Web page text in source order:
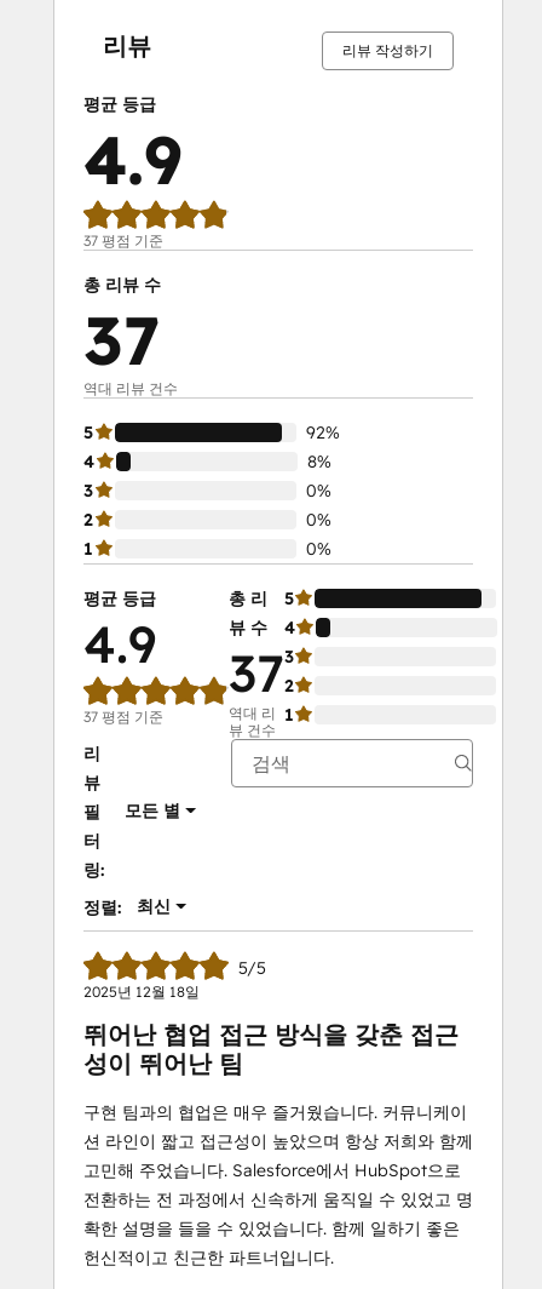
Service Hub Demo Certification
Service Hub Software
Social Media Marketing Certification
Social Media Marketing Certification II
Solutions Architecture Foundations
리뷰 리뷰 작성하기
평균 등급
4.9
37 평점 기준
총 리뷰 수
37
역대 리뷰 건수
5
92%
4
8%
3
0%
2
0%
1
0%
평균 등급
4.9
37 평점 기준
총 리
뷰 수
37
역대 리
뷰 건수
5
료
4
료
3
료
2
료
1
료
리
뷰
필
터
링:
모든 별
정렬: 최신
5/5
2025년 12월 18일
뛰어난 협업 접근 방식을 갖춘 접근
성이 뛰어난 팀
구현 팀과의 협업은 매우 즐거웠습니다. 커뮤니케이
션 라인이 짧고 접근성이 높았으며 항상 저희와 함께
고민해 주었습니다. Salesforce에서 HubSpot으로
전환하는 전 과정에서 신속하게 움직일 수 있었고 명
확한 설명을 들을 수 있었습니다. 함께 일하기 좋은
헌신적이고 친근한 파트너입니다.